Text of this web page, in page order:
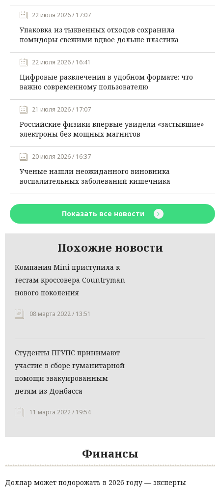
22 июля 2026 / 17:07
Упаковка из тыквенных отходов сохранила
помидоры свежими вдвое дольше пластика
22 июля 2026 / 16:41
Цифровые развлечения в удобном формате: что
важно современному пользователю
21 июля 2026 / 17:07
Российские физики впервые увидели «застывшие»
электроны без мощных магнитов
20 июля 2026 / 16:37
Ученые нашли неожиданного виновника
воспалительных заболеваний кишечника
Показать все новости
Похожие новости
Компания Mini приступила к
тестам кроссовера Countryman
нового поколения
08 марта 2022 / 13:51
Студенты ПГУПС принимают
участие в сборе гуманитарной
помощи эвакуированным
детям из Донбасса
11 марта 2022 / 19:54
Финансы
Доллар может подорожать в 2026 году — эксперты